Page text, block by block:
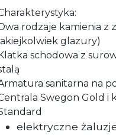
Dwa rodzaje kamienia
glazury)
Klatka schodowa z
sanitarna na
Swegon Gold i
elektryczne